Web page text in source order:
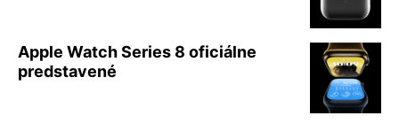
Apple Watch Series 8 oficiálne
predstavené